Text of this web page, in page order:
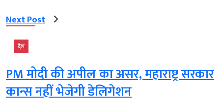
Next Post
देश
PM मोदी की अपील का असर, महाराष्ट्र सरकार
कान्स नहीं भेजेगी डेलिगेशन